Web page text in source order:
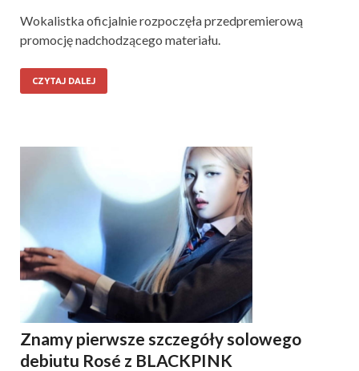
Wokalistka oficjalnie rozpoczęła przedpremierową
promocję nadchodzącego materiału.
CZYTAJ DALEJ
Znamy pierwsze szczegóły solowego
debiutu Rosé z BLACKPINK